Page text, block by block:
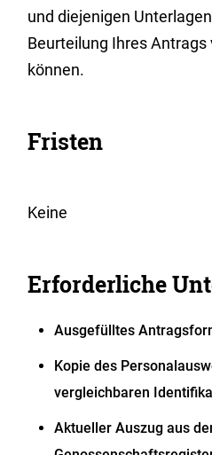
und diejenigen
Beurteilung Ihres Antrags
können.
Fristen
Keine
Erforderliche
Ausgefülltes
Kopie des
vergleichbaren
Aktueller Auszug aus